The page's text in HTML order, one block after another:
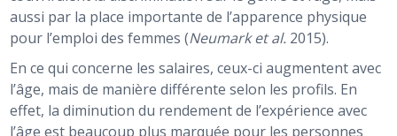
aussi par la place importante de l’apparence physique
pour l’emploi des femmes (Neumark et al. 2015).
En ce qui concerne les salaires, ceux-ci augmentent avec
l’âge, mais de manière différente selon les profils. En
effet, la diminution du rendement de l’expérience avec
l’âge est beaucoup plus marquée pour les personnes